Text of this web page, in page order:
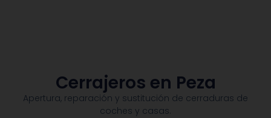
Cerrajeros en Peza
Apertura, reparación y sustitución de cerraduras de
coches y casas.​